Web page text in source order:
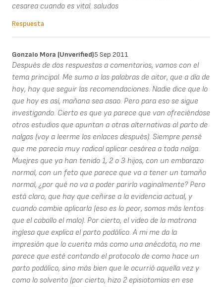
cesarea cuando es vital. saludos
Respuesta
Gonzalo Mora (unverified)5 Sep 2011
Después de dos respuestas a comentarios, vamos con el
tema principal. Me sumo a las palabras de aitor, que a día de
hoy, hay que seguir las recomendaciones. Nadie dice que lo
que hoy es así, mañana sea asao. Pero para eso se sigue
investigando. Cierto es que ya parece que van ofreciéndose
otros estudios que apuntan a otras alternativas al parto de
nalgas (voy a leerme los enlaces después). Siempre pensé
que me parecía muy radical aplicar cesárea a toda nalga.
Muejres que ya han tenido 1, 2 o 3 hijos, con un embarazo
normal, con un feto que parece que va a tener un tamaño
normal, ¿por qué no va a poder parirlo vaginalmente? Pero
está claro, que hay que ceñirse a la evidencia actual, y
cuando cambie aplicarla (eso es lo peor, somos más lentos
que el caballo el malo). Por cierto, el video de la matrona
inglesa que explica el parto podálico. A mi me da la
impresión que lo cuenta más como una anécdota, no me
parece que esté contando el protocolo de como hace un
parto podálico, sino más bien que le ocurrió aquella vez y
como lo solvento (por cierto, hizo 2 episiotomías en ese